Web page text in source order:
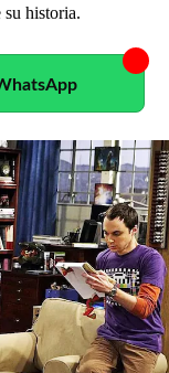
su historia.